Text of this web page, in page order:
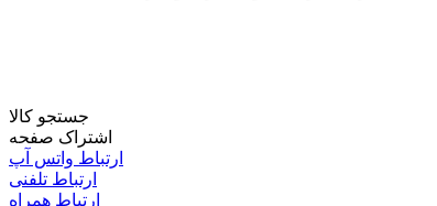
جستجو کالا
اشتراک صفحه
ارتباط واتس آپ
ارتباط تلفنی
ارتباط همراه